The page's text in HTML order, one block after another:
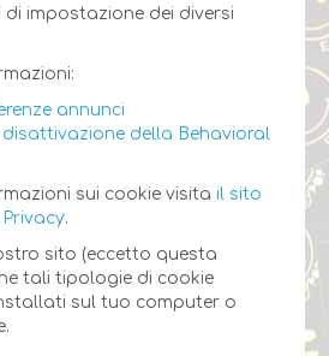
di impostazione dei diversi
annunci
della Behavioral
sui cookie visita il sito
.
sito (eccetto questa
tali tipologie di cookie
sul tuo computer o